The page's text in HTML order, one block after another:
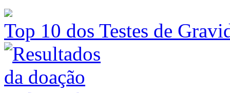
Top 10 dos Testes de